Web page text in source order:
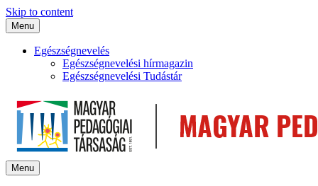
Skip to content
Menu
Egészségnevelés
Egészségnevelési hírmagazin
Egészségnevelési Tudástár
Menu